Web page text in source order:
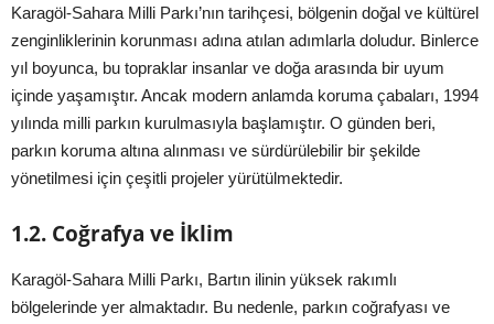
Karagöl-Sahara Milli Parkı’nın tarihçesi, bölgenin doğal ve kültürel
zenginliklerinin korunması adına atılan adımlarla doludur. Binlerce
yıl boyunca, bu topraklar insanlar ve doğa arasında bir uyum
içinde yaşamıştır. Ancak modern anlamda koruma çabaları, 1994
yılında milli parkın kurulmasıyla başlamıştır. O günden beri,
parkın koruma altına alınması ve sürdürülebilir bir şekilde
yönetilmesi için çeşitli projeler yürütülmektedir.
1.2. Coğrafya ve İklim
Karagöl-Sahara Milli Parkı, Bartın ilinin yüksek rakımlı
bölgelerinde yer almaktadır. Bu nedenle, parkın coğrafyası ve